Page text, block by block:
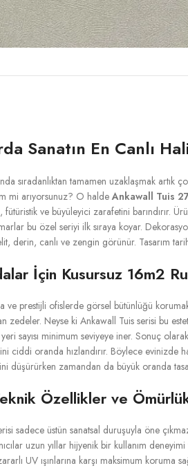
için tıklayın
Sanatın En Canlı
sıradanlıktan tamamen uzaklaşmak artık
mi arıyorsunuz? O haldeAnkawall Tuis
fütüristik ve büyüleyici zarafetini barındırır.
bu özel seriyi ilk sıraya koyar.
derin, canlı ve zengin görünür. Tasarım
İçin Kusursuz 16m2
ve prestijli ofislerde görsel bütünlüğü
zedeler. Neyse ki Ankawall Tuis serisi bu
sayısı minimum seviyeye iner. Sonuç
ciddi oranda hızlandırır. Böylece evinizde
düşürürken zamandan da büyük oranda
Özellikler ve
sadece üstün sanatsal duruşuyla öne
uzun yıllar hijyenik bir kullanım
zararlı UV ışınlarına karşı maksimum